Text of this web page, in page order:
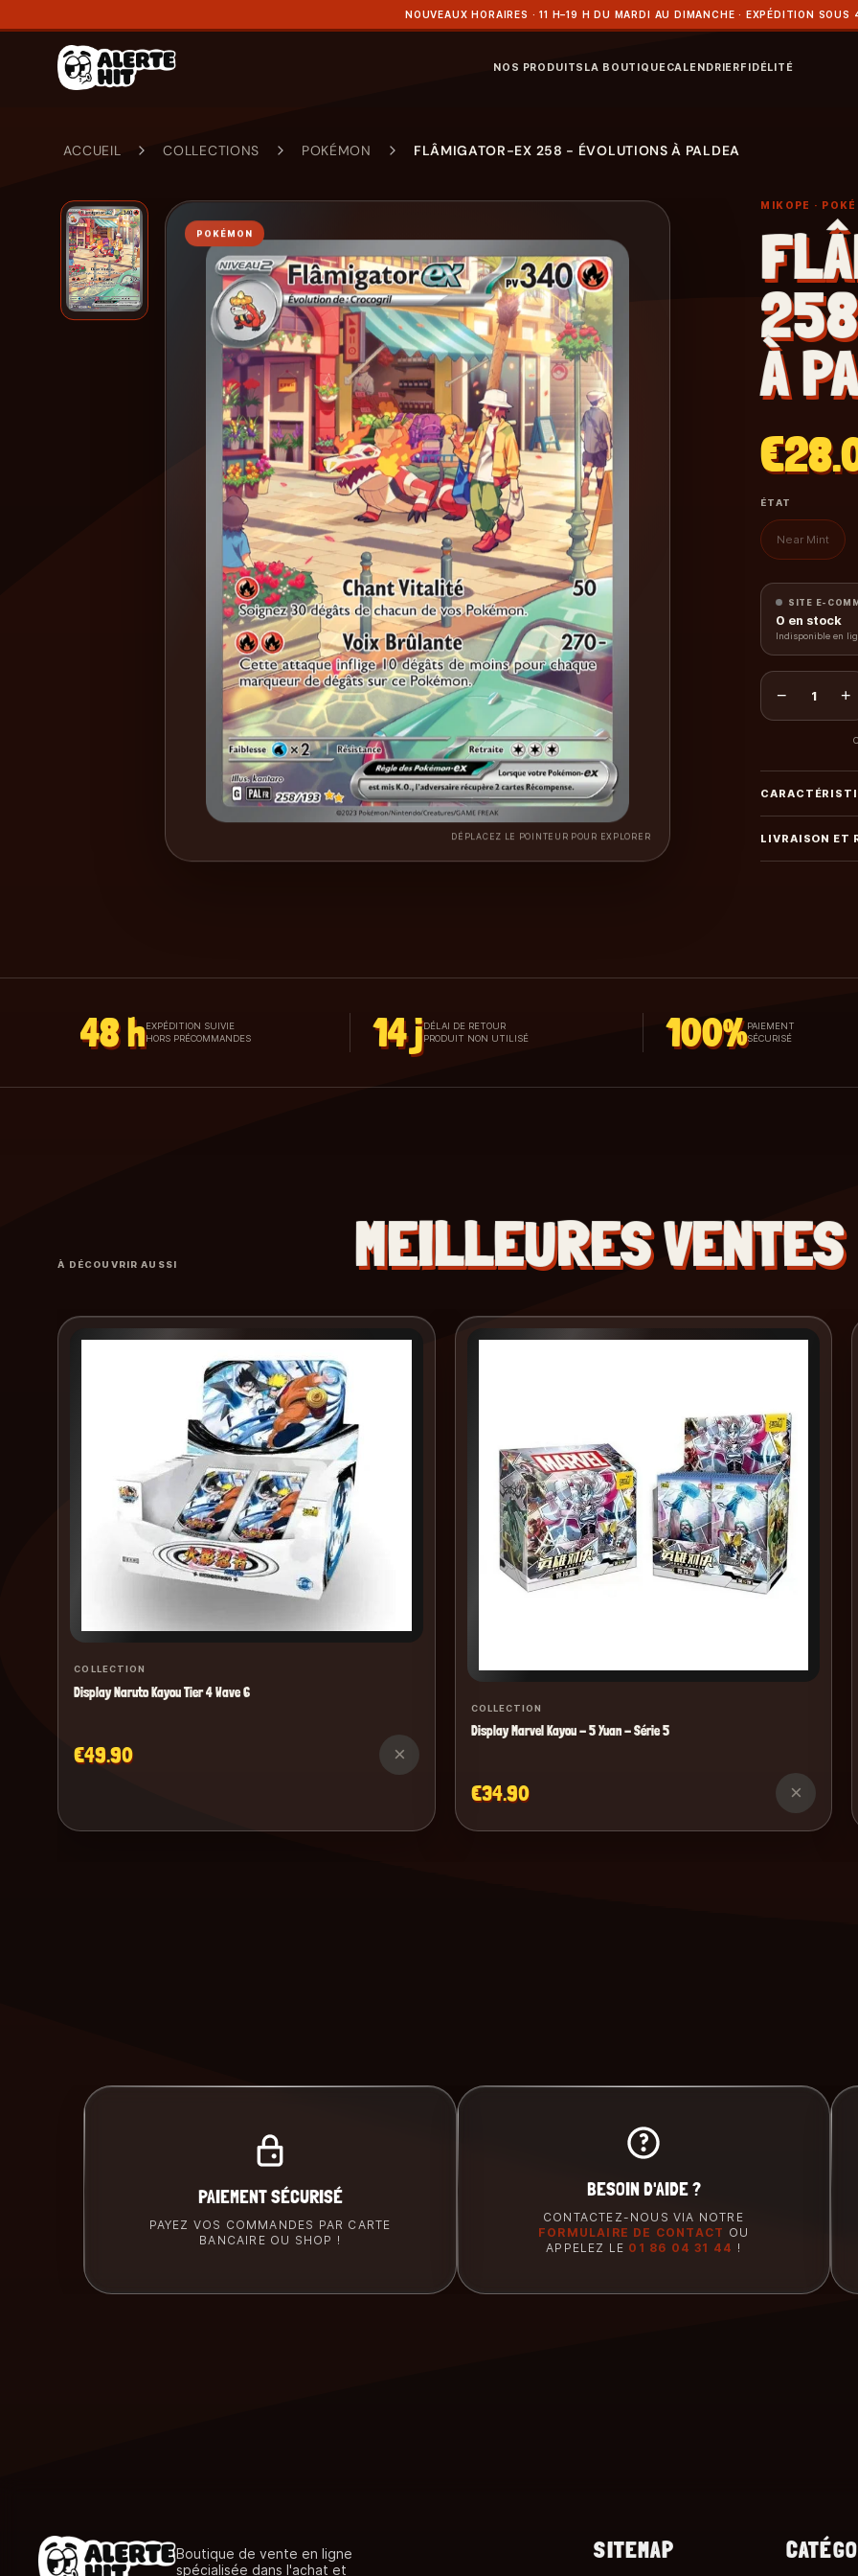
NOUVEAUX HORAIRES · 11 H–19 H DU MARDI AU DIMANCHE · EXPÉDITION SOUS
NOS PRODUITS LA BOUTIQUECALENDRIERFIDÉLITÉ
ACCUEIL COLLECTIONS POKÉMON FLÂMIGATOR-EX 258 - ÉVOLUTIONS À PALDEA
POKÉMON
DÉPLACEZ LE POINTEUR POUR EXPLORER
MIKOPE ·
À
ÉTAT
Near Mint
SITE E-
0 en stock
Indisponible en
− 1 +
LIVRAISON ET
48 hEXPÉDITION SUIVIE
HORS PRÉCOMMANDES
14 jDÉLAI DE RETOUR
PRODUIT NON UTILISÉ
100%PAIEMENT
SÉCURISÉ
À DÉCOUVRIR AUSSI MEILLEURES VENTES
COLLECTION
Display Naruto Kayou Tier 4 Wave 6
€49.90 ×
COLLECTION
Display Marvel Kayou - 5 Yuan - Série 5
€34.90 ×
PAIEMENT SÉCURISÉ
PAYEZ VOS COMMANDES PAR CARTE
BANCAIRE OU SHOP !
BESOIN D'AIDE ?
CONTACTEZ-NOUS VIA NOTRE
FORMULAIRE DE CONTACT OU
APPELEZ LE 01 86 04 31 44 !
Boutique de vente en ligne
spécialisée dans l'achat et
SITEMAP